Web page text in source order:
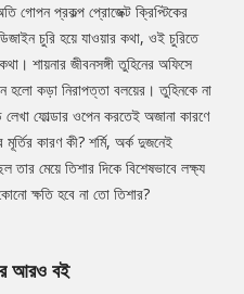
গোপন প্রকল্প প্রোজেক্ট ক্রিপ্টিকের
চুরি হয়ে যাওয়ার কথা, ওই চুরিতে
শায়নার জীবনসঙ্গী তুহিনের অফিসে
হলো কড়া নিরাপত্তা বলয়ের। তুহিনকে না
ফোল্ডার ওপেন করতেই অজানা কারণে
কারণ কী? শর্মি, অর্ক দুজনেই
তার মেয়ে তিশার দিকে বিশেষভাবে লক্ষ্য
ক্ষতি হবে না তো তিশার?
আরও বই